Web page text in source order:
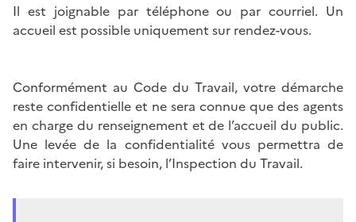
Il est joignable par téléphone ou par courriel. Un
accueil est possible uniquement sur rendez-vous.
Conformément au Code du Travail, votre démarche
reste confidentielle et ne sera connue que des agents
en charge du renseignement et de l’accueil du public.
Une levée de la confidentialité vous permettra de
faire intervenir, si besoin, l’Inspection du Travail.